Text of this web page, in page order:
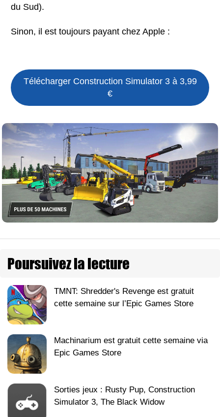
du Sud).
Sinon, il est toujours payant chez Apple :
Télécharger Construction Simulator 3à 3,99
€
Poursuivez la lecture
TMNT: Shredder's Revenge est gratuit
cette semaine sur l’Epic Games Store
Machinarium est gratuit cette semaine via
Epic Games Store
Sorties jeux : Rusty Pup, Construction
Simulator 3, The Black Widow